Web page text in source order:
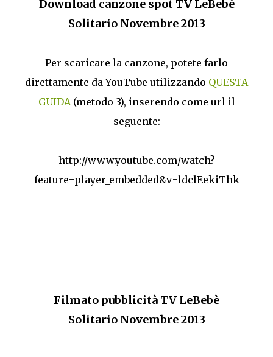
Download canzone spot TV LeBebè
Solitario Novembre 2013
Per scaricare la canzone, potete farlo
direttamente da YouTube utilizzando QUESTA
GUIDA (metodo 3), inserendo come url il
seguente:
http://www.youtube.com/watch?
feature=player_embedded&v=ldclEekiThk
Filmato pubblicità TV LeBebè
Solitario Novembre 2013